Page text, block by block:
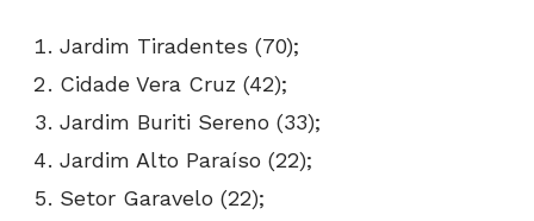
Jardim Tiradentes (70);
Cidade Vera Cruz (42);
Jardim Buriti Sereno (33);
Jardim Alto Paraíso (22);
Setor Garavelo (22);